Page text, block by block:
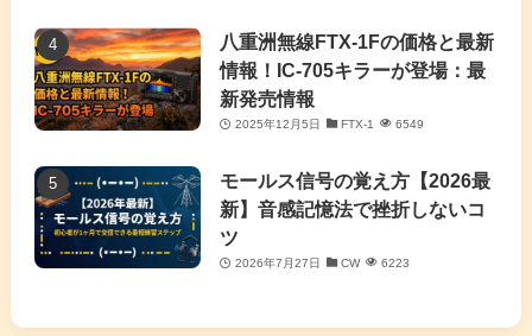
八重洲無線FTX-1Fの価格と最新
情報！IC-705キラーが登場：最
新発売情報
2025年12月5日 FTX-1 6549
モールス信号の覚え方【2026最
新】音感記憶法で挫折しないコ
ツ
2026年7月27日 CW 6223